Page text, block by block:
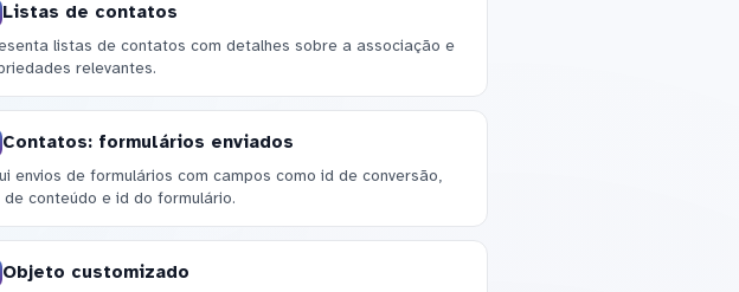
Listas de contatos
listas de contatos com detalhes sobre a associação e
relevantes.
Contatos: formulários enviados
envios de formulários com campos como id de conversão,
conteúdo e id do formulário.
Objeto customizado